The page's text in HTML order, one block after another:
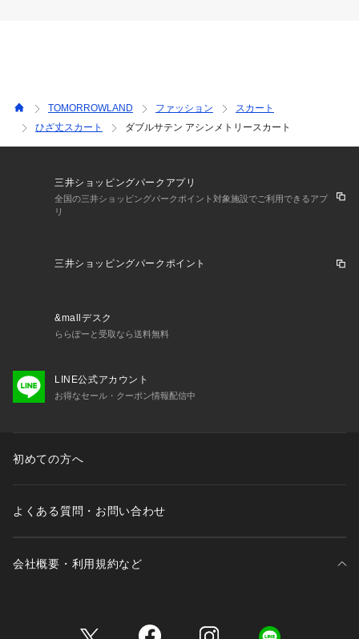
TOMORROWLAND ファッション
スカート
ひざ丈スカート
ダブルサテン アシンメトリースカート
三井ショッピングパークアプリ
全国の三井ショッピングパークポイント対象施設でご利用できるアプ
リ
三井ショッピングパークポイント
&mallデスク
ららぽーと受取なら送料無料
LINE公式アカウント
お得なセール・クーポン情報配信中
初めての方へ
よくある質問・お問い合わせ
会社概要・利用規約など